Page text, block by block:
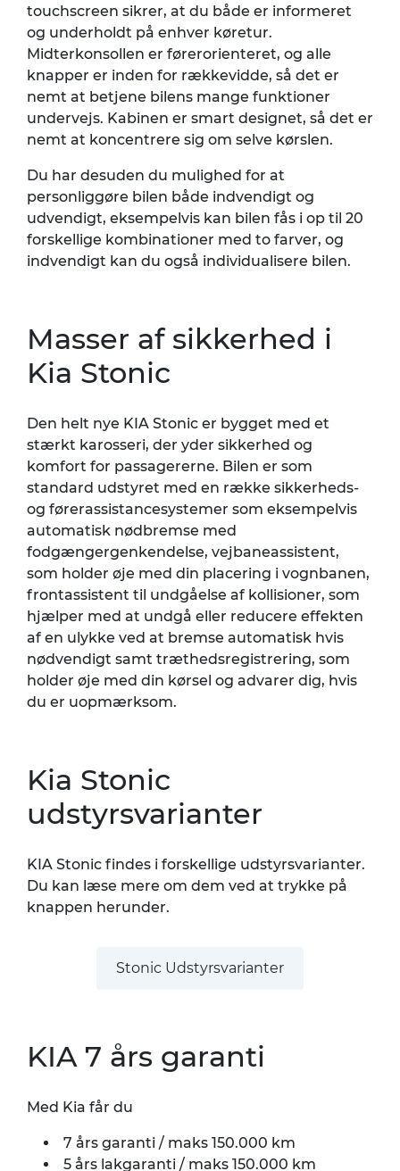
touchscreen sikrer, at du både er informeret
og underholdt på enhver køretur.
Midterkonsollen er førerorienteret, og alle
knapper er inden for rækkevidde, så det er
nemt at betjene bilens mange funktioner
undervejs. Kabinen er smart designet, så det er
nemt at koncentrere sig om selve kørslen.
Du har desuden du mulighed for at
personliggøre bilen både indvendigt og
udvendigt, eksempelvis kan bilen fås i op til 20
forskellige kombinationer med to farver, og
indvendigt kan du også individualisere bilen.
Masser af sikkerhed i
Kia Stonic
Den helt nye KIA Stonic er bygget med et
stærkt karosseri, der yder sikkerhed og
komfort for passagererne. Bilen er som
standard udstyret med en række sikkerheds-
og førerassistancesystemer som eksempelvis
automatisk nødbremse med
fodgængergenkendelse, vejbaneassistent,
som holder øje med din placering i vognbanen,
frontassistent til undgåelse af kollisioner, som
hjælper med at undgå eller reducere effekten
af en ulykke ved at bremse automatisk hvis
nødvendigt samt træthedsregistrering, som
holder øje med din kørsel og advarer dig, hvis
du er uopmærksom.
Kia Stonic
udstyrsvarianter
KIA Stonic findes i forskellige udstyrsvarianter.
Du kan læse mere om dem ved at trykke på
knappen herunder.
Stonic Udstyrsvarianter
KIA 7 års garanti
Med Kia får du
7 års garanti / maks 150.000 km
5 års lakgaranti / maks 150.000 km